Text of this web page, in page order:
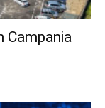
Campania